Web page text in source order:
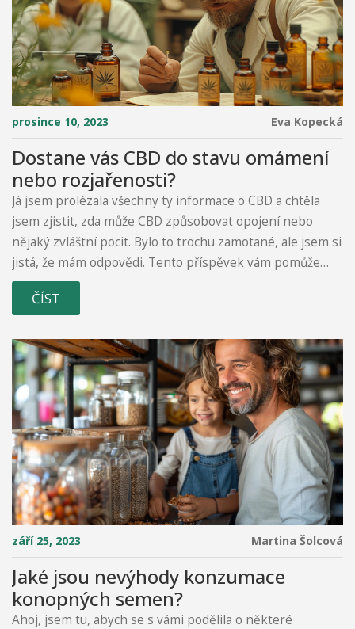
prosince 10, 2023 Eva Kopecká
Dostane vás CBD do stavu omámení
nebo rozjařenosti?
Já jsem prolézala všechny ty informace o CBD a chtěla
jsem zjistit, zda může CBD způsobovat opojení nebo
nějaký zvláštní pocit. Bylo to trochu zamotané, ale jsem si
jistá, že mám odpovědi. Tento příspěvek vám pomůže
pochopit, co je CBD a jaké jsou jeho účinky. Zkrátka, ne,
CBD vás neudělá opilé nebo pozdvižené. Přečtěte si více
ČÍST
září 25, 2023 Martina Šolcová
Jaké jsou nevýhody konzumace
konopných semen?
Ahoj, jsem tu, abych se s vámi podělila o některé